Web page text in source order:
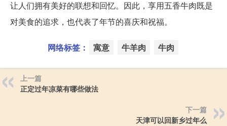
让人们拥有美好的联想和回忆。因此，享用五香牛肉既是
对美食的追求，也代表了年节的喜庆和祝福。
网络标签： 寓意 牛羊肉 牛肉
上一篇
正定过年凉菜有哪些做法
下一篇
天津可以回新乡过年么